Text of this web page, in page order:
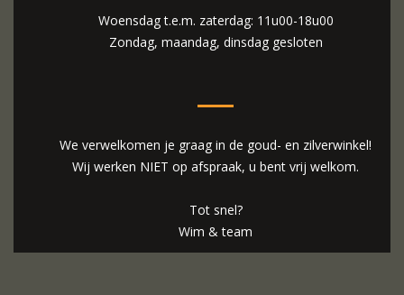
Woensdag t.e.m. zaterdag: 11u00-18u00
Zondag, maandag, dinsdag gesloten
We verwelkomen je graag in de goud- en zilverwinkel!
Wij werken NIET op afspraak, u bent vrij welkom.
Tot snel?
Wim & team